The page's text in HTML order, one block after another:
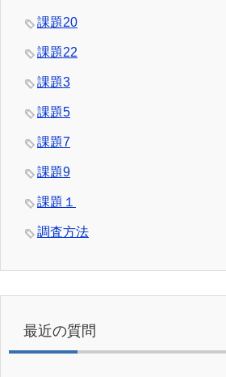
課題20
課題22
課題3
課題5
課題7
課題9
課題１
調査方法
最近の質問